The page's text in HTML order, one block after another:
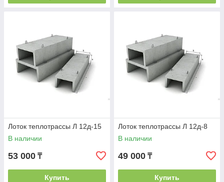
Лоток теплотрассы Л 12д-15
В наличии
53 000 ₸
Купить
Лоток теплотрассы Л 12д-8
В наличии
49 000 ₸
Купить